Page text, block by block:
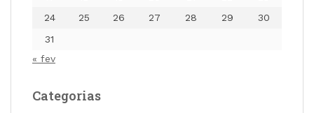
24
25 26 27 28 29
30
31
« fev
Categorias